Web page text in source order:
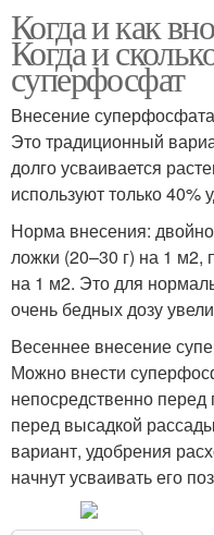
Когда и как
Когда и
суперфосфат
Внесение
Это традиционный
долго усваивается
используют только 40%
Норма внесения:
ложки (20–30 г) на 1 м2,
на 1 м2. Это для
очень бедных дозу
Весеннее внесение
Можно внести
непосредственно
перед высадкой
вариант, удобрения
начнут усваивать его